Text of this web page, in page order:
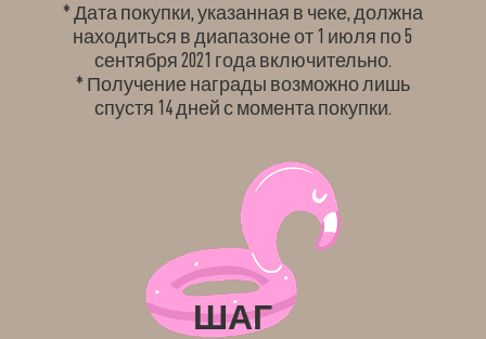
* Дата покупки, указанная в чеке, должна
находиться в диапазоне от 1 июля по 5
сентября 2021 года включительно.
* Получение награды возможно лишь
спустя 14 дней с момента покупки.
ШАГ